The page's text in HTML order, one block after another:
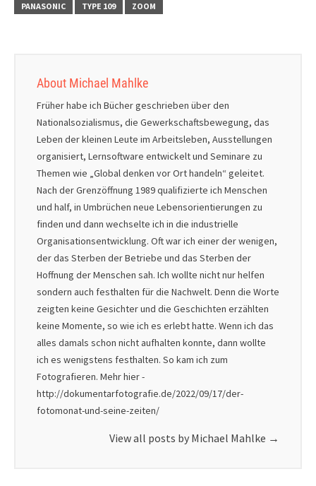
PANASONIC
TYPE 109 ZOOM
About Michael Mahlke
Früher habe ich Bücher geschrieben über den
Nationalsozialismus, die Gewerkschaftsbewegung, das
Leben der kleinen Leute im Arbeitsleben, Ausstellungen
organisiert, Lernsoftware entwickelt und Seminare zu
Themen wie „Global denken vor Ort handeln“ geleitet.
Nach der Grenzöffnung 1989 qualifizierte ich Menschen
und half, in Umbrüchen neue Lebensorientierungen zu
finden und dann wechselte ich in die industrielle
Organisationsentwicklung. Oft war ich einer der wenigen,
der das Sterben der Betriebe und das Sterben der
Hoffnung der Menschen sah. Ich wollte nicht nur helfen
sondern auch festhalten für die Nachwelt. Denn die Worte
zeigten keine Gesichter und die Geschichten erzählten
keine Momente, so wie ich es erlebt hatte. Wenn ich das
alles damals schon nicht aufhalten konnte, dann wollte
ich es wenigstens festhalten. So kam ich zum
Fotografieren. Mehr hier -
http://dokumentarfotografie.de/2022/09/17/der-
fotomonat-und-seine-zeiten/
View all posts by Michael Mahlke →